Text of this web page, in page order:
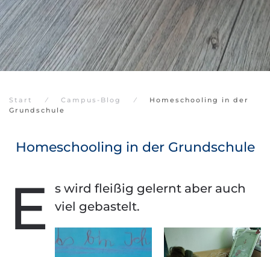
Start Campus-Blog
Homeschooling in der
Grundschule
Homeschooling in der Grundschule
E
s wird fleißig gelernt aber auch
viel gebastelt.